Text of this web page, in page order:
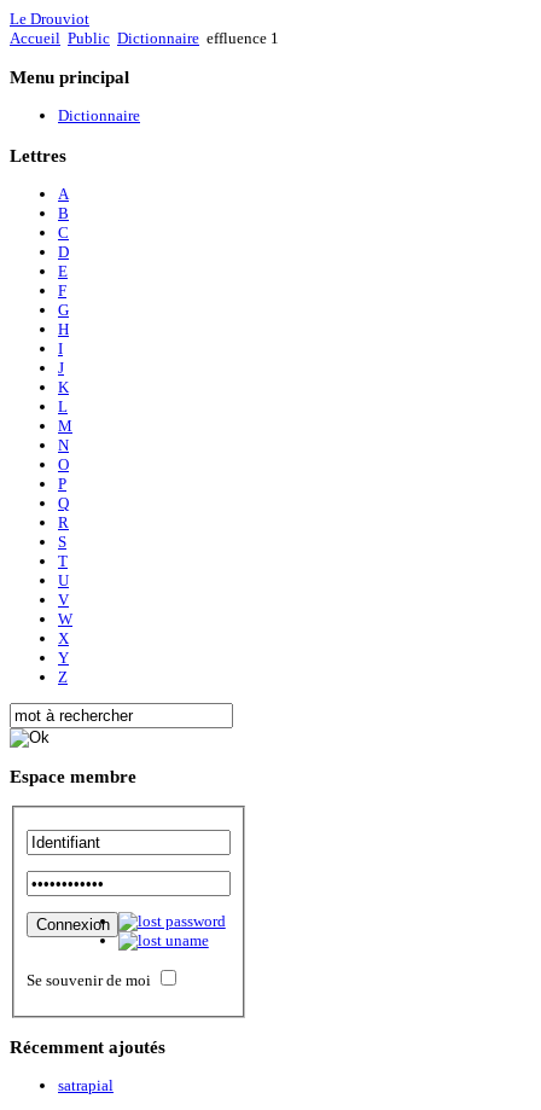
Le Drouviot
Accueil Public Dictionnaire effluence 1
Menu principal
Dictionnaire
Lettres
A
B
C
D
E
F
G
H
I
J
K
L
M
N
O
P
Q
R
S
T
U
V
W
X
Y
Z
Espace membre
Se souvenir de moi
Récemment ajoutés
satrapial